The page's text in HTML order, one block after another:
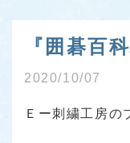
『囲碁百
2020/10/07
Ｅー刺繍工房